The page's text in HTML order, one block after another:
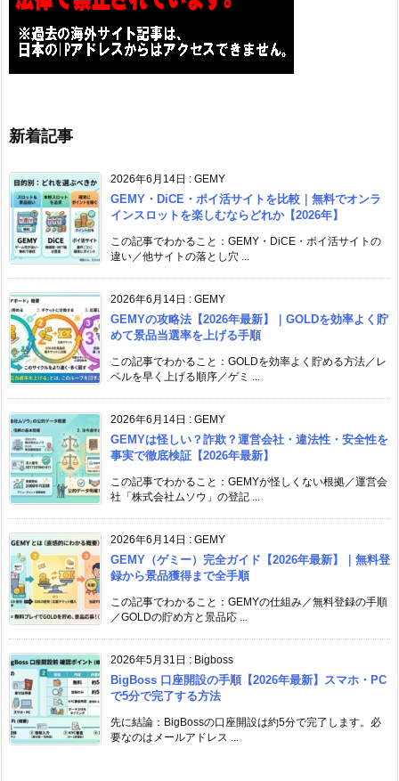
新着記事
2026年6月14日 : GEMY
GEMY・DiCE・ポイ活サイトを比較｜無料でオンラ
インスロットを楽しむならどれか【2026年】
この記事でわかること：GEMY・DiCE・ポイ活サイトの
違い／他サイトの落とし穴 ...
2026年6月14日 : GEMY
GEMYの攻略法【2026年最新】｜GOLDを効率よく貯
めて景品当選率を上げる手順
この記事でわかること：GOLDを効率よく貯める方法／レ
ベルを早く上げる順序／ゲミ ...
2026年6月14日 : GEMY
GEMYは怪しい？詐欺？運営会社・違法性・安全性を
事実で徹底検証【2026年最新】
この記事でわかること：GEMYが怪しくない根拠／運営会
社「株式会社ムソウ」の登記 ...
2026年6月14日 : GEMY
GEMY（ゲミー）完全ガイド【2026年最新】｜無料登
録から景品獲得まで全手順
この記事でわかること：GEMYの仕組み／無料登録の手順
／GOLDの貯め方と景品応 ...
2026年5月31日 : Bigboss
BigBoss 口座開設の手順【2026年最新】スマホ・PC
で5分で完了する方法
先に結論：BigBossの口座開設は約5分で完了します。必
要なのはメールアドレス ...